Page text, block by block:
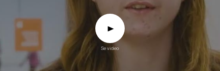
Se video